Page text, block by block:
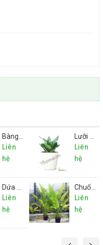
Liên
hệ
Liên
hệ
Liên
hệ
Liên
hệ